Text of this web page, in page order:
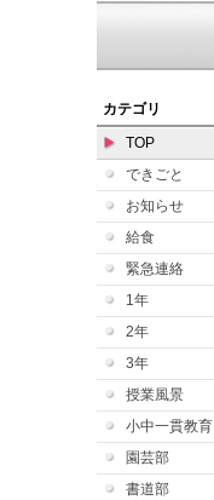
カテゴリ
TOP
できごと
お知らせ
給食
緊急連絡
1年
2年
3年
授業風景
小中一貫教育
園芸部
書道部